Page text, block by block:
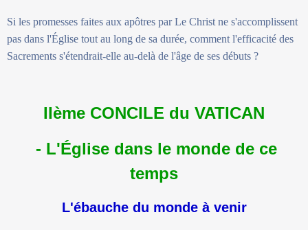
Si les promesses faites aux apôtres par Le Christ ne s'accomplissent
pas dans l'Église tout au long de sa durée, comment l'efficacité des
Sacrements s'étendrait-elle au-delà de l'âge de ses débuts ?
IIème CONCILE du VATICAN
- L'Église dans le monde de ce
temps
L'ébauche du monde à venir